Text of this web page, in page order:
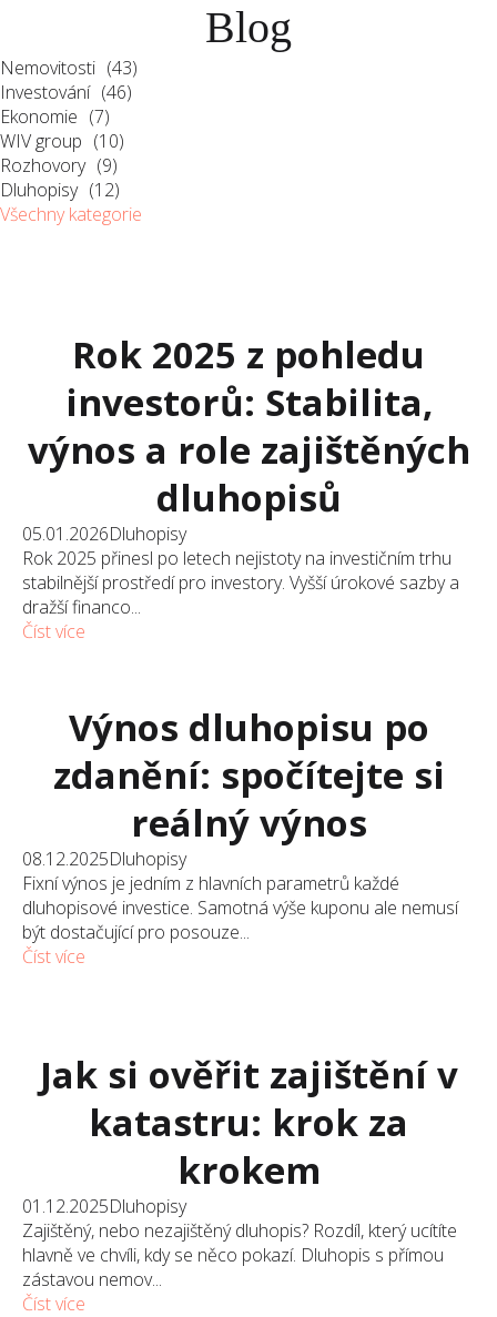
Rok 2025 z pohledu
investorů: Stabilita,
výnos a role zajištěných
dluhopisů
05.01.2026Dluhopisy
Rok 2025 přinesl po letech nejistoty na investičním trhu
stabilnější prostředí pro investory. Vyšší úrokové sazby a
dražší financo...
Číst více
Výnos dluhopisu po
zdanění: spočítejte si
reálný výnos
08.12.2025Dluhopisy
Fixní výnos je jedním z hlavních parametrů každé
dluhopisové investice. Samotná výše kuponu ale nemusí
být dostačující pro posouze...
Číst více
Jak si ověřit zajištění v
katastru: krok za
krokem
01.12.2025Dluhopisy
Zajištěný, nebo nezajištěný dluhopis? Rozdíl, který ucítíte
hlavně ve chvíli, kdy se něco pokazí. Dluhopis s přímou
zástavou nemov...
Číst více
Blog
Nemovitosti (43)
Investování (46)
Ekonomie (7)
WIV group (10)
Rozhovory (9)
Dluhopisy (12)
Všechny kategorie